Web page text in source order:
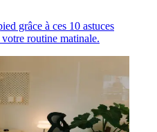
grâce à ces 10 astuces
routine matinale.